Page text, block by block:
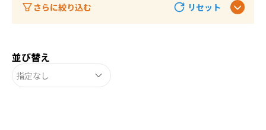
さらに絞り込む リセット
並び替え
指定なし